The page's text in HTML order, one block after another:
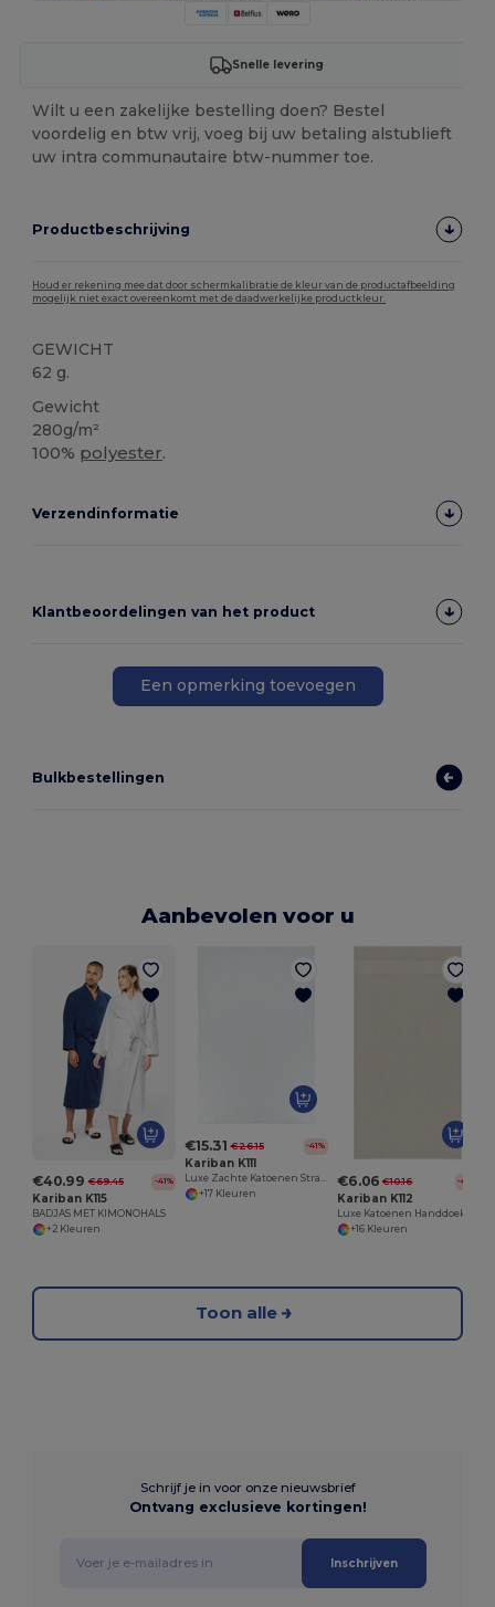
Snelle levering
Wilt u een zakelijke bestelling doen? Bestel
voordelig en btw vrij, voeg bij uw betaling alstublieft
uw intra communautaire btw-nummer toe.
Productbeschrijving
Houd er rekening mee dat door schermkalibratie de kleur van de productafbeelding
mogelijk niet exact overeenkomt met de daadwerkelijke productkleur.
GEWICHT
62 g.
Gewicht
280g/m²
100% polyester.
Verzendinformatie
Klantbeoordelingen van het product
Een opmerking toevoegen
Bulkbestellingen
Aanbevolen voor u
€40.99 €69.45 -41%
Kariban K115
BADJAS MET KIMONOHALS
+2 Kleuren
€15.31 €26.15 -41%
Kariban K111
+17 Kleuren
€6.06 €10.16 -40%
Kariban K112
+16 Kleuren
Toon alle
Schrijf je in voor onze nieuwsbrief
Ontvang exclusieve kortingen!
Inschrijven